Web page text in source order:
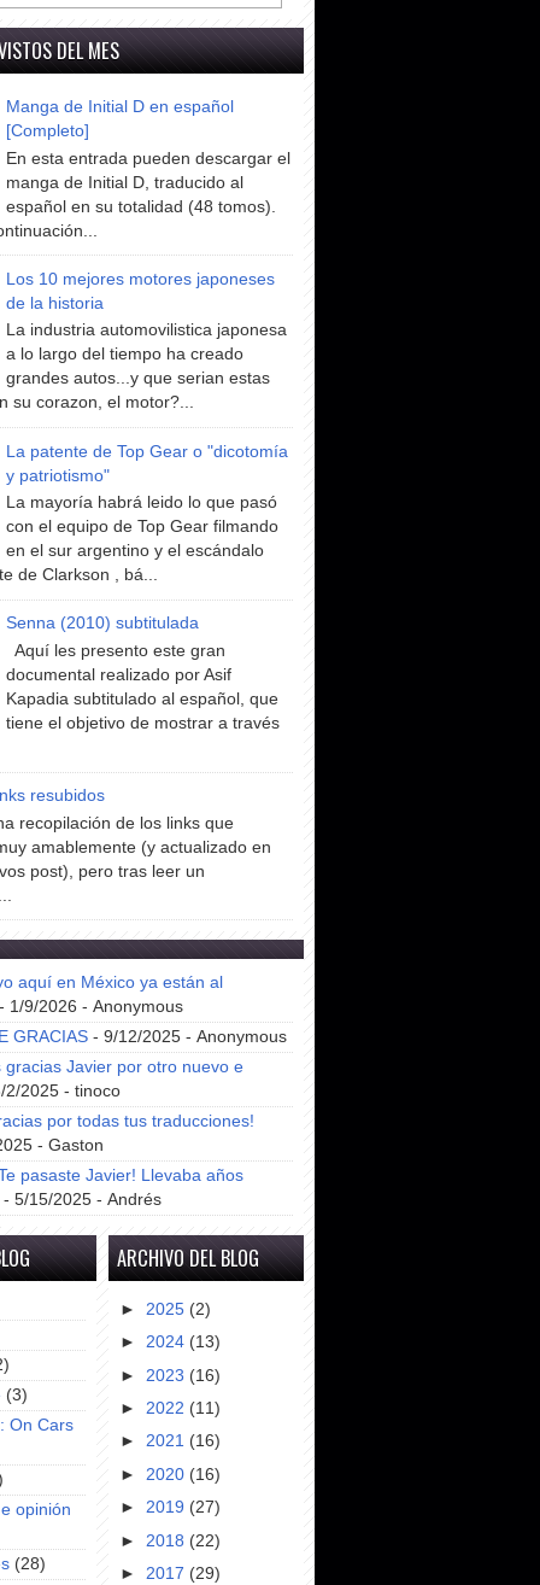
DEL MES
Manga de Initial D en español
[Completo]
En esta entrada pueden descargar el
manga de Initial D, traducido al
español en su totalidad (48 tomos).
Los 10 mejores motores japoneses
de la historia
La industria automovilistica japonesa
a lo largo del tiempo ha creado
grandes autos...y que serian estas
su corazon, el motor?...
La patente de Top Gear o "dicotomía
y patriotismo"
La mayoría habrá leido lo que pasó
con el equipo de Top Gear filmando
en el sur argentino y el escándalo
de Clarkson , bá...
Senna (2010) subtitulada
Aquí les presento este gran
documental realizado por Asif
Kapadia subtitulado al español, que
tiene el objetivo de mostrar a través
resubidos
recopilación de los links que
amablemente (y actualizado en
post), pero tras leer un
aquí en México ya están al
1/9/2026 - Anonymous
GRACIAS - 9/12/2025 - Anonymous
gracias Javier por otro nuevo e
2025 - tinoco
por todas tus traducciones!
- Gaston
pasaste Javier! Llevaba años
- 5/15/2025 - Andrés
(3)
On Cars
opinión
(28)
ARCHIVO DEL BLOG
► 2025 (2)
► 2024 (13)
► 2023 (16)
► 2022 (11)
► 2021 (16)
► 2020 (16)
► 2019 (27)
► 2018 (22)
► 2017 (29)